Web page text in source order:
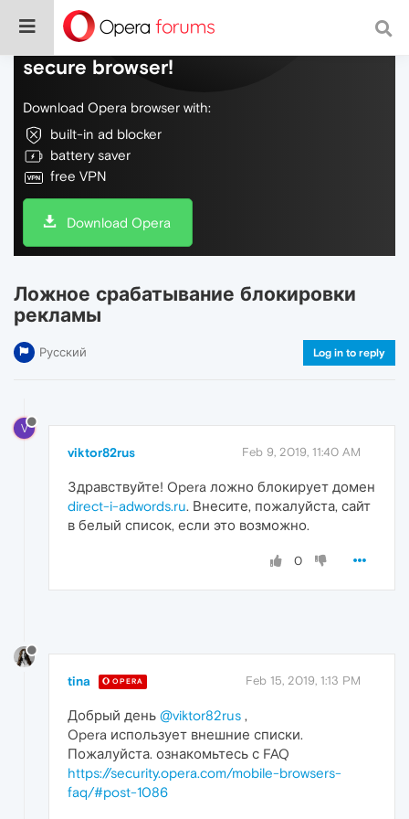
Do more on the web, with a fast and
secure browser!
Download Opera browser with:
built-in ad blocker
battery saver
free VPN
Download Opera
Ложное срабатывание блокировки
рекламы
Русский Log in to reply
V
viktor82rus Feb 9, 2019, 11:40 AM
Здравствуйте! Opera ложно блокирует домен
direct-i-adwords.ru. Внесите, пожалуйста, сайт
в белый список, если это возможно.
0
tina OPERA Feb 15, 2019, 1:13 PM
Добрый день @viktor82rus ,
Opera использует внешние списки.
Пожалуйста. ознакомьтесь с FAQ
https://security.opera.com/mobile-browsers-
faq/#post-1086